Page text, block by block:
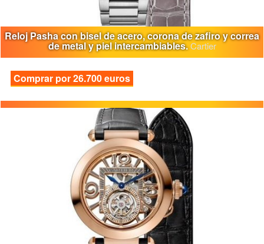
Reloj Pasha con bisel de acero, corona de zafiro y correa
de metal y piel intercambiables.Cartier
Comprar por 26.700 euros